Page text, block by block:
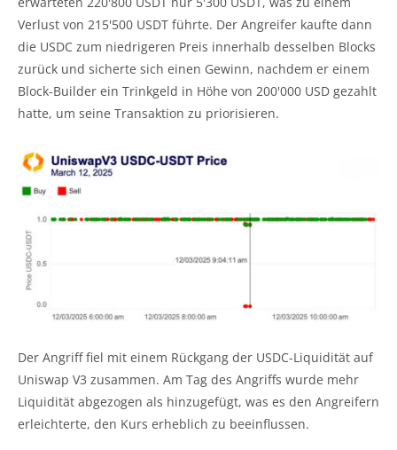
Verlust von 215'500 USDT führte. Der Angreifer kaufte dann
die USDC zum niedrigeren Preis innerhalb desselben Blocks
zurück und sicherte sich einen Gewinn, nachdem er einem
Block-Builder ein Trinkgeld in Höhe von 200'000 USD gezahlt
hatte, um seine Transaktion zu priorisieren.
Der Angriff fiel mit einem Rückgang der USDC-Liquidität auf
Uniswap V3 zusammen. Am Tag des Angriffs wurde mehr
Liquidität abgezogen als hinzugefügt, was es den Angreifern
erleichterte, den Kurs erheblich zu beeinflussen.